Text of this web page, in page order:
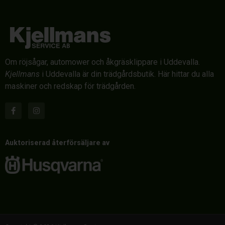
Om röjsågar, automower och åkgräsklippare i Uddevalla.
Kjellmans i Uddevalla är din trädgårdsbutik. Här hittar du alla
maskiner och redskap för trädgården.
Auktoriserad återförsäljare av